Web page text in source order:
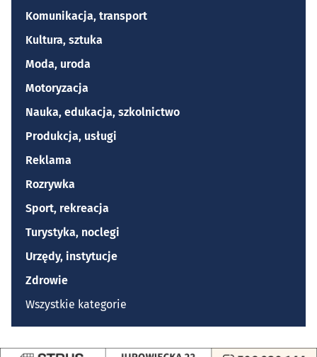
Komunikacja, transport
Kultura, sztuka
Moda, uroda
Motoryzacja
Nauka, edukacja, szkolnictwo
Produkcja, usługi
Reklama
Rozrywka
Sport, rekreacja
Turystyka, noclegi
Urzędy, instytucje
Zdrowie
Wszystkie kategorie